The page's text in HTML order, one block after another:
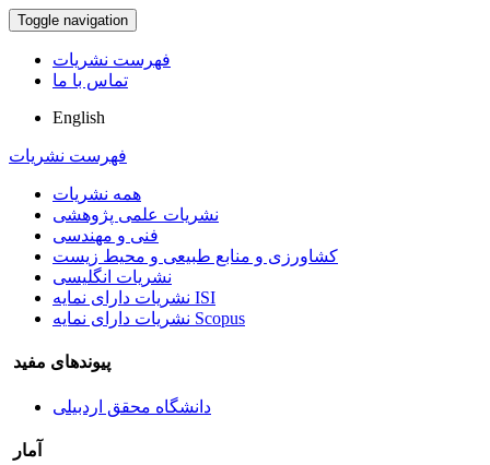
Toggle navigation
فهرست نشریات
تماس با ما
English
فهرست نشریات
همه نشریات
نشریات علمی پژوهشی
فنی و مهندسی
کشاورزی و منابع طبیعی و محیط زیست
نشریات انگلیسی
نشریات دارای نمایه ISI
نشریات دارای نمایه Scopus
پیوندهای مفید
دانشگاه محقق اردبیلی
آمار